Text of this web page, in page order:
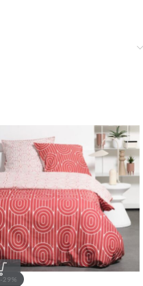
-29%